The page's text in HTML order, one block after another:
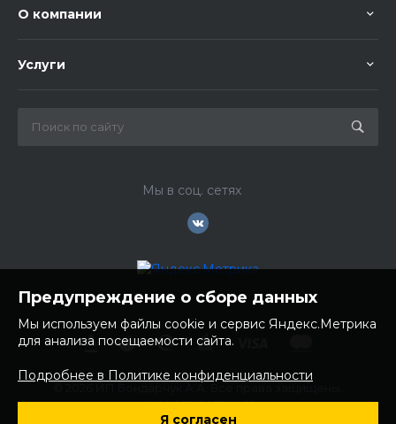
О компании
Услуги
Мы в соц. сетях
ИНН: 252100758085
Предупреждение о сборе данных
Мы используем файлы cookie и сервис Яндекс.Метрика
для анализа посещаемости сайта.
Подробнее в Политике конфиденциальности
Я согласен